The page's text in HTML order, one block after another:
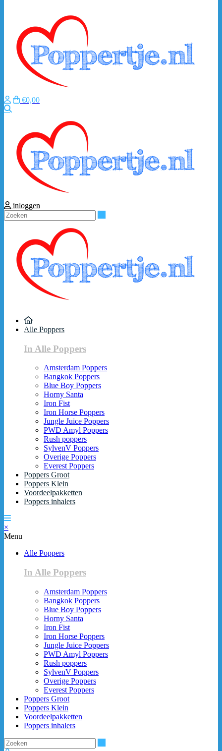
€0,00
inloggen
Alle Poppers
In Alle Poppers
Amsterdam Poppers
Bangkok Poppers
Blue Boy Poppers
Horny Santa
Iron Fist
Iron Horse Poppers
Jungle Juice Poppers
PWD Amyl Poppers
Rush poppers
SylvenV Poppers
Overige Poppers
Everest Poppers
Poppers Groot
Poppers Klein
Voordeelpakketten
Poppers inhalers
×
Menu
Alle Poppers
In Alle Poppers
Amsterdam Poppers
Bangkok Poppers
Blue Boy Poppers
Horny Santa
Iron Fist
Iron Horse Poppers
Jungle Juice Poppers
PWD Amyl Poppers
Rush poppers
SylvenV Poppers
Overige Poppers
Everest Poppers
Poppers Groot
Poppers Klein
Voordeelpakketten
Poppers inhalers